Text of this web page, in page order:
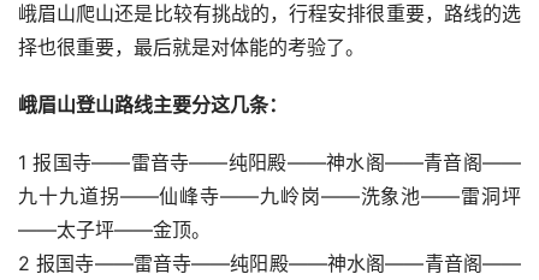
峨眉山爬山还是比较有挑战的，行程安排很重要，路线的选
择也很重要，最后就是对体能的考验了。
峨眉山登山路线主要分这几条：
1 报国寺——雷音寺——纯阳殿——神水阁——青音阁——
九十九道拐——仙峰寺——九岭岗——洗象池——雷洞坪
——太子坪——金顶。
2 报国寺——雷音寺——纯阳殿——神水阁——青音阁——